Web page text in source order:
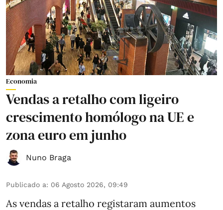
Economia
Vendas a retalho com ligeiro
crescimento homólogo na UE e
zona euro em junho
Nuno Braga
Publicado a: 06 Agosto 2026, 09:49
As vendas a retalho registaram aumentos